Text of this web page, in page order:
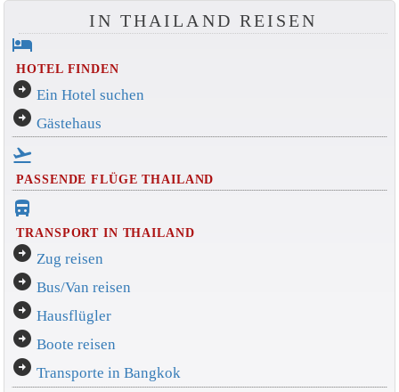
IN THAILAND REISEN
hotel
HOTEL FINDEN
arrow_circle_right Ein Hotel suchen
arrow_circle_right Gästehaus
flight_takeoff
PASSENDE FLÜGE THAILAND
directions_bus_filled
TRANSPORT IN THAILAND
arrow_circle_right Zug reisen
arrow_circle_right Bus/Van reisen
arrow_circle_right Hausflügler
arrow_circle_right Boote reisen
arrow_circle_right Transporte in Bangkok